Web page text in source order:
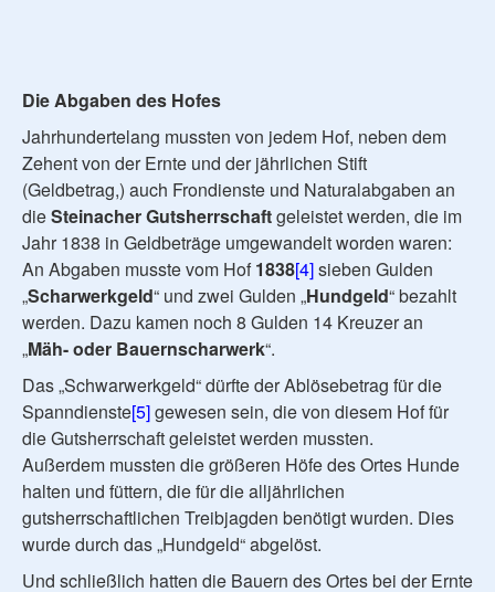
Die Abgaben des Hofes
Jahrhundertelang mussten von jedem Hof, neben dem
Zehent von der Ernte und der jährlichen Stift
(Geldbetrag,) auch Frondienste und Naturalabgaben an
dieSteinacherGutsherrschaftgeleistet werden, die im
Jahr 1838 in Geldbeträge umgewandelt worden waren:
An Abgaben musste vom Hof1838[4]sieben Gulden
„Scharwerkgeld“ und zwei Gulden „Hundgeld“ bezahlt
werden. Dazu kamen noch 8 Gulden 14 Kreuzer an
„Mäh- oder Bauernscharwerk“.
Das „Schwarwerkgeld“ dürfte der Ablösebetrag für die
Spanndienste[5]gewesen sein, die von diesem Hof für
die Gutsherrschaft geleistet werden mussten.
Außerdem mussten die größeren Höfe des Ortes Hunde
halten und füttern, die für die alljährlichen
gutsherrschaftlichen Treibjagden benötigt wurden. Dies
wurde durch das „Hundgeld“ abgelöst.
Und schließlich hatten die Bauern des Ortes bei der Ernte